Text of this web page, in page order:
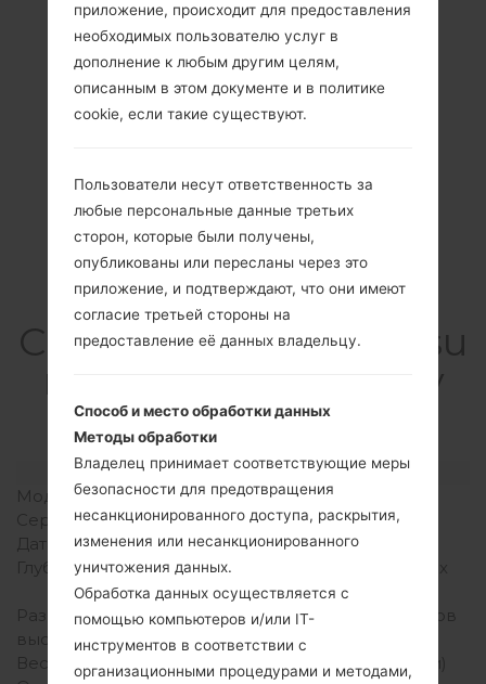
СпецификацияSamsu
ng SM-T387WGalaxy
Tab A 8.0
Модель и ее характеристики
Модель
SamsungSM-T387W
Серия
Galaxy Tab A 8.0
Дата выпуска
Сентябрь, 2017
Глубина
8.9 миллиметров (8.35 x
4.89 x 0.35 дюйма)
Размеры (ширина /
высота)
212.1 x 124.1 миллиметров
(8.35 x 4.89 дюйма)
Вес
364 грамм (12.84 унции)
приложение, происходит для предоставления
необходимых пользователю услуг в
дополнение к любым другим целям,
описанным в этом документе и в политике
cookie, если такие существуют.
Пользователи несут ответственность за
любые персональные данные третьих
сторон, которые были получены,
опубликованы или пересланы через это
приложение, и подтверждают, что они имеют
согласие третьей стороны на
предоставление её данных владельцу.
Способ и место обработки данных
Методы обработки
Владелец принимает соответствующие меры
безопасности для предотвращения
несанкционированного доступа, раскрытия,
изменения или несанкционированного
уничтожения данных.
Обработка данных осуществляется с
помощью компьютеров и/или IT-
инструментов в соответствии с
организационными процедурами и методами,